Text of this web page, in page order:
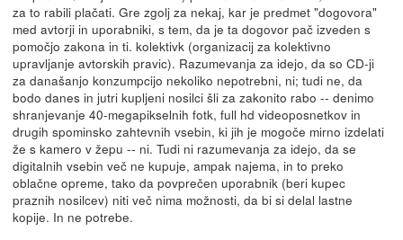
za to rabili plačati. Gre zgolj za nekaj, kar je predmet "dogovora"
med avtorji in uporabniki, s tem, da je ta dogovor pač izveden s
pomočjo zakona in ti. kolektivk (organizacij za kolektivno
upravljanje avtorskih pravic). Razumevanja za idejo, da so CD-ji
za današanjo konzumpcijo nekoliko nepotrebni, ni; tudi ne, da
bodo danes in jutri kupljeni nosilci šli za zakonito rabo -- denimo
shranjevanje 40-megapikselnih fotk, full hd videoposnetkov in
drugih spominsko zahtevnih vsebin, ki jih je mogoče mirno izdelati
že s kamero v žepu -- ni. Tudi ni razumevanja za idejo, da se
digitalnih vsebin več ne kupuje, ampak najema, in to preko
oblačne opreme, tako da povprečen uporabnik (beri kupec
praznih nosilcev) niti več nima možnosti, da bi si delal lastne
kopije. In ne potrebe.